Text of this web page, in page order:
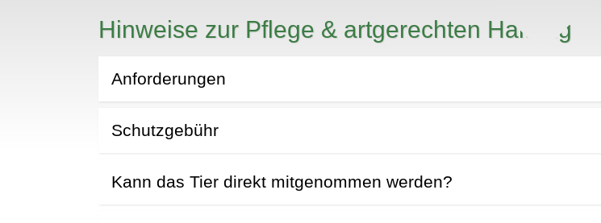
Hinweise zur Pflege & artgerechten Haltung
Anforderungen
Schutzgebühr
Kann das Tier direkt mitgenommen werden?